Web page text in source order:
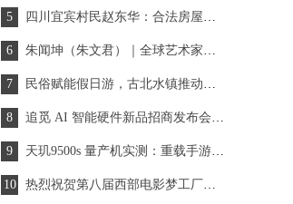
四川宜宾村民赵东华：合法房屋被拆，一家七口为何至今无法得到妥善安置？
朱闻坤（朱文君）｜全球艺术家个人简历
民俗赋能假日游，古北水镇推动清明文旅深度融合
追觅 AI 智能硬件新品招商发布会成功举办 强势赋能经销商破局增长
天玑9500s 量产机实测：重载手游帧率更高，轻载手游功耗极低
热烈祝贺第八届西部电影梦工厂影视颁奖盛典圆满举办